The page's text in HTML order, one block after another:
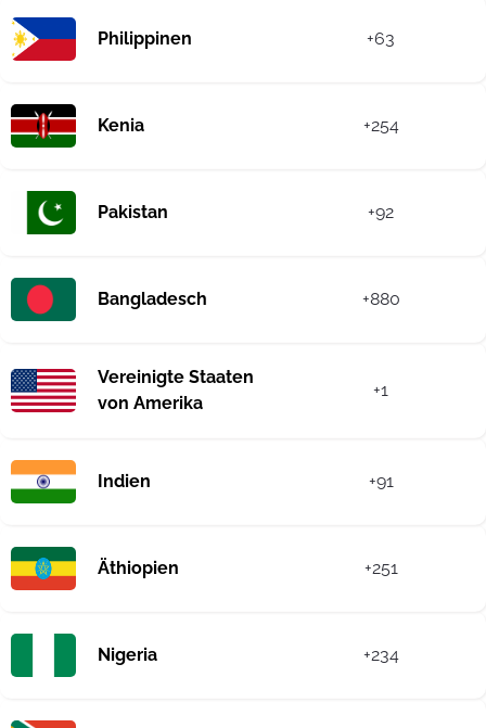
Philippinen +63
Kenia +254
Pakistan +92
Bangladesch +880
Vereinigte Staaten
von Amerika
+1
Indien +91
Äthiopien +251
Nigeria +234